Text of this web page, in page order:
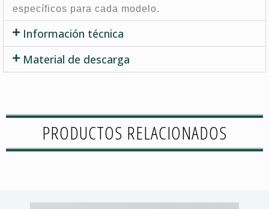
específicos para cada modelo.
Información técnica
Material de descarga
PRODUCTOS RELACIONADOS